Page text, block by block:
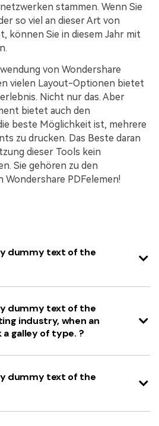
stammen. Wenn Sie
so viel an dieser Art von
können Sie in diesem Jahr mit
von Wondershare
vielen Layout-Optionen bietet
Nicht nur das. Aber
bietet auch den
beste Möglichkeit ist, mehrere
zu drucken. Das Beste daran
dieser Tools kein
Sie gehören zu den
Wondershare PDFelemen!
dummy text of the
dummy text of the
industry, when an
galley of type. ?
dummy text of the